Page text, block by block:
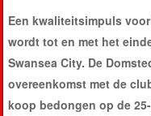
Een kwaliteitsimpuls
wordt tot en met het
Swansea City. De
overeenkomst met de
koop bedongen op de